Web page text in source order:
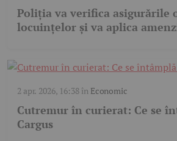
Poliția va verifica asigurările
locuințelor și va aplica
2 apr. 2026, 16:38în Economic
Cutremur în curierat: Ce se
Cargus